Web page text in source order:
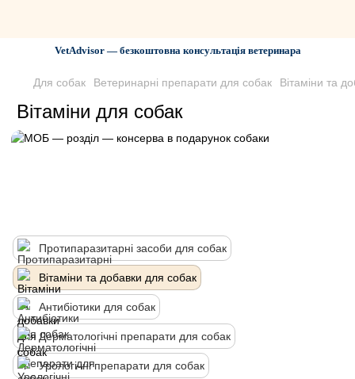
VetAdvisor — безкоштовна консультація ветеринара
Для собак Ветеринарні препарати для собак Вітаміни та
Вітаміни для собак
Протипаразитарні засоби для собак
Вітаміни та добавки для собак
Антибіотики для собак
Дерматологічні препарати для собак
Урологічні препарати для собак